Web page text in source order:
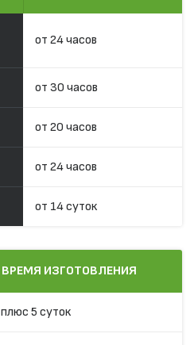
от 24 часов
от 30 часов
от 20 часов
от 24 часов
от 14 суток
ВРЕМЯ ИЗГОТОВЛЕНИЯ
плюс 5 суток